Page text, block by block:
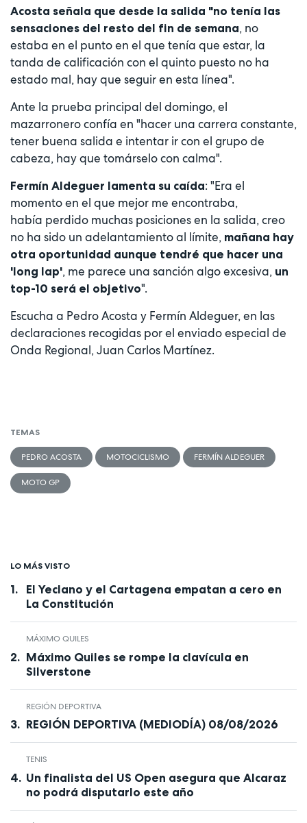
Acosta señala que desde la salida "no tenía las
sensaciones del resto del fin de semana, no
estaba en el punto en el que tenía que estar, la
tanda de calificación con el quinto puesto no ha
estado mal, hay que seguir en esta línea".
Ante la prueba principal del domingo, el
mazarronero confía en "hacer una carrera constante,
tener buena salida e intentar ir con el grupo de
cabeza, hay que tomárselo con calma".
Fermín Aldeguer lamenta su caída: "Era el
momento en el que mejor me encontraba,
había perdido muchas posiciones en la salida, creo
no ha sido un adelantamiento al límite, mañana hay
otra oportunidad aunque tendré que hacer una
'long lap', me parece una sanción algo excesiva, un
top-10 será el objetivo".
Escucha a Pedro Acosta y Fermín Aldeguer, en las
declaraciones recogidas por el enviado especial de
Onda Regional, Juan Carlos Martínez.
TEMAS
PEDRO ACOSTA MOTOCICLISMO FERMÍN ALDEGUER
MOTO GP
LO MÁS VISTO
El Yeclano y el Cartagena empatan a cero en
La Constitución
MÁXIMO QUILES
Máximo Quiles se rompe la clavícula en
Silverstone
REGIÓN DEPORTIVA
REGIÓN DEPORTIVA (MEDIODÍA) 08/08/2026
TENIS
Un finalista del US Open asegura que Alcaraz
no podrá disputarlo este año